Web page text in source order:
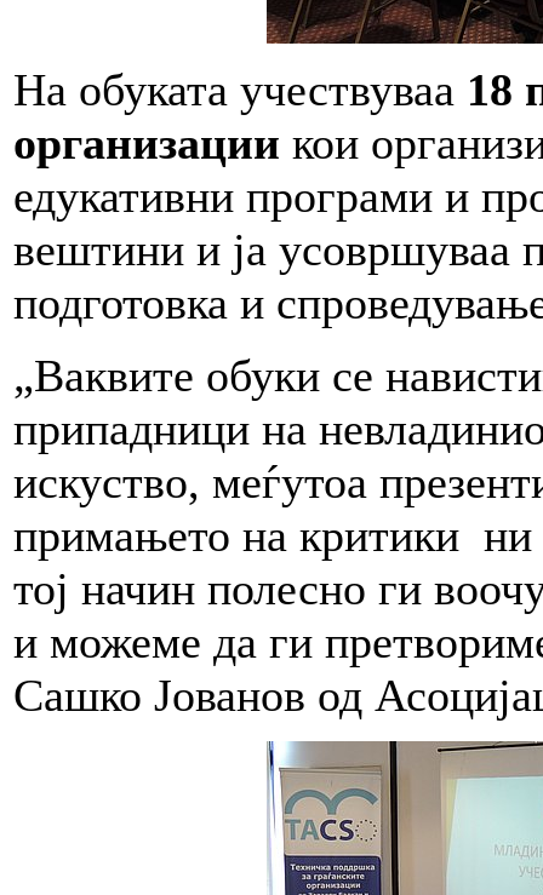
На обуката учествуваа 18
организации кои
едукативни програми и
вештини и ја усовршуваа
подготовка и
„Ваквите обуки се
припадници на
искуство, меѓутоа
примањето на критики ни
тој начин полесно ги
и можеме да ги
Сашко Јованов од